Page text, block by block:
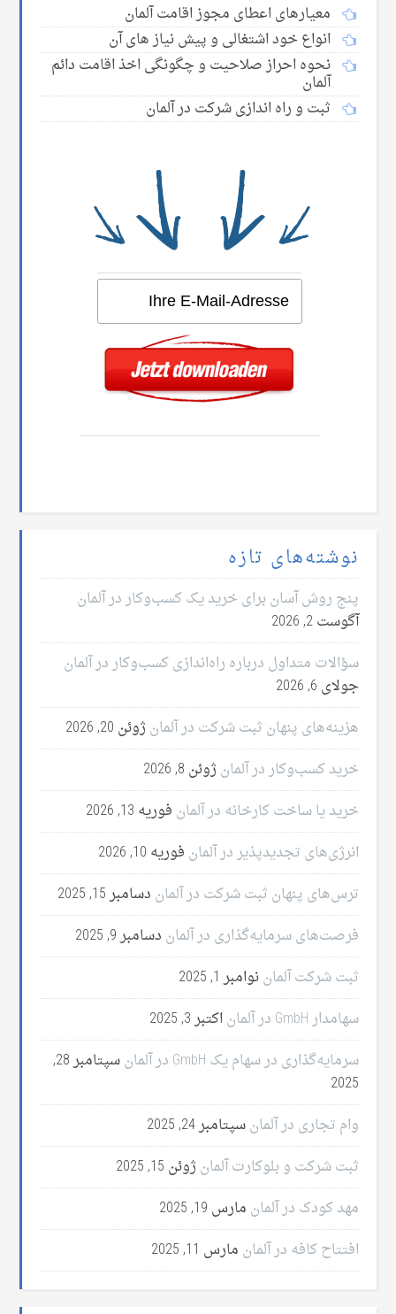
معیارهای اعطای مجوز اقامت آلمان
انواع خود اشتغالی و پیش نیاز های آن
نحوه احراز صلاحیت و چگونگی اخذ اقامت دائم
آلمان
ثبت و راه اندازی شرکت در آلمان
نوشته‌های تازه
پنج روش آسان برای خرید یک کسب‌وکار در آلمان
آگوست 2, 2026
سؤالات متداول درباره راه‌اندازی کسب‌وکار در آلمان
جولای 6, 2026
هزینه‌های پنهان ثبت شرکت در آلمان ژوئن 20, 2026
خرید کسب‌وکار در آلمان ژوئن 8, 2026
خرید یا ساخت کارخانه در آلمان فوریه 13, 2026
انرژی‌های تجدیدپذیر در آلمان فوریه 10, 2026
ترس‌های پنهان ثبت شرکت در آلمان دسامبر 15, 2025
فرصت‌های سرمایه‌گذاری در آلمان دسامبر 9, 2025
ثبت شرکت آلماننوامبر 1, 2025
سهامدار GmbH در آلمان
اکتبر 3, 2025
سرمایه‌گذاری در سهام یک GmbH در آلمان
سپتامبر 28,
2025
وام تجاری در آلمانسپتامبر 24, 2025
ثبت شرکت و بلوکارت آلمان ژوئن 15, 2025
مهد کودک در آلمان مارس 19, 2025
افتتاح کافه در آلمان مارس 11, 2025